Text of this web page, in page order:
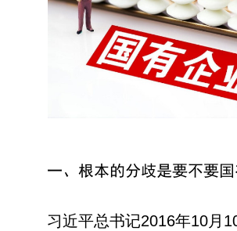
一、根本的分歧是要不要
习近平总书记2016年10月